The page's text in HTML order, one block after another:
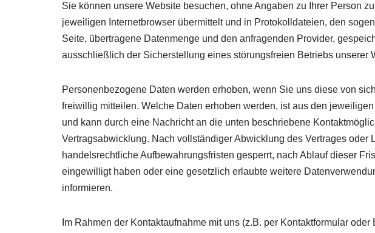
Sie können unsere Website besuchen, ohne Angaben zu Ihrer Person
jeweiligen Internetbrowser übermittelt und in Protokolldateien, den
Seite, übertragene Datenmenge und den anfragenden Provider,
ausschließlich der Sicherstellung eines störungsfreien Betriebs unserer
Personenbezogene Daten werden erhoben, wenn Sie uns diese von
freiwillig mitteilen. Welche Daten erhoben werden, ist aus den
und kann durch eine Nachricht an die unten beschriebene
Vertragsabwicklung. Nach vollständiger Abwicklung des Vertrages
handelsrechtliche Aufbewahrungsfristen gesperrt, nach Ablauf dieser
eingewilligt haben oder eine gesetzlich erlaubte weitere
informieren.
Im Rahmen der Kontaktaufnahme mit uns (z.B. per Kontaktformular